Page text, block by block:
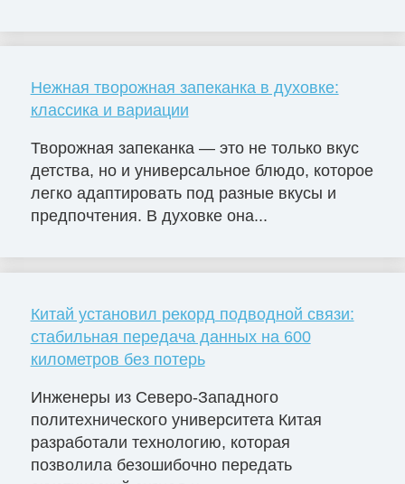
Нежная творожная запеканка в духовке:
классика и вариации
Творожная запеканка — это не только вкус
детства, но и универсальное блюдо, которое
легко адаптировать под разные вкусы и
предпочтения. В духовке она...
Китай установил рекорд подводной связи:
стабильная передача данных на 600
километров без потерь
Инженеры из Северо-Западного
политехнического университета Китая
разработали технологию, которая
позволила безошибочно передать